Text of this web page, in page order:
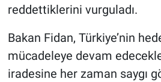
reddettiklerini vurguladı.
Bakan Fidan, Türkiye’nin
mücadeleye devam
iradesine her zaman saygı